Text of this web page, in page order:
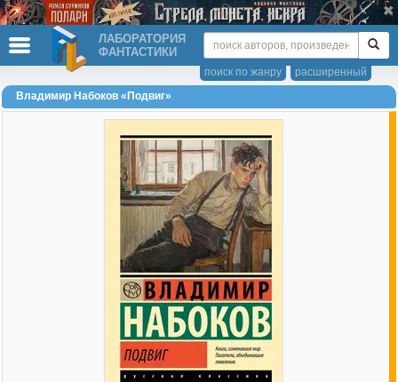
ЛАБОРАТОРИЯ
ФАНТАСТИКИ
расширенный
поиск по жанру
Владимир Набоков «Подвиг»